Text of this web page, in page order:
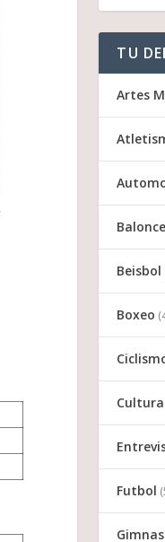
TU
Artes
Beisbol
Boxeo
Futbol